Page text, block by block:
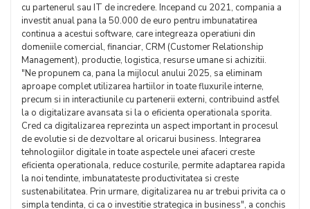
cu partenerul sau IT de incredere. Incepand cu 2021, compania a
investit anual pana la 50.000 de euro pentru imbunatatirea
continua a acestui software, care integreaza operatiuni din
domeniile comercial, financiar, CRM (Customer Relationship
Management), productie, logistica, resurse umane si achizitii.
"Ne propunem ca, pana la mijlocul anului 2025, sa eliminam
aproape complet utilizarea hartiilor in toate fluxurile interne,
precum si in interactiunile cu partenerii externi, contribuind astfel
la o digitalizare avansata si la o eficienta operationala sporita.
Cred ca digitalizarea reprezinta un aspect important in procesul
de evolutie si de dezvoltare al oricarui business. Integrarea
tehnologiilor digitale in toate aspectele unei afaceri creste
eficienta operationala, reduce costurile, permite adaptarea rapida
la noi tendinte, imbunatateste productivitatea si creste
sustenabilitatea. Prin urmare, digitalizarea nu ar trebui privita ca o
simpla tendinta, ci ca o investitie strategica in business", a conchis